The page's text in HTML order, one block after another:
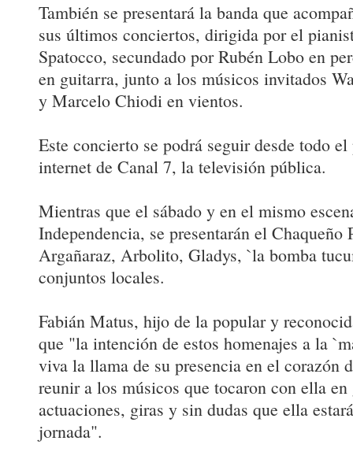
También se presentará la banda que
sus últimos conciertos, dirigida por el
Spatocco, secundado por Rubén Lobo en
en guitarra, junto a los músicos invitados
y Marcelo Chiodi en vientos.
Este concierto se podrá seguir desde todo
internet de Canal 7, la televisión pública.
Mientras que el sábado y en el mismo
Independencia, se presentarán el Chaqueño
Argañaraz, Arbolito, Gladys, `la bomba
conjuntos locales.
Fabián Matus, hijo de la popular y
que "la intención de estos homenajes a la
viva la llama de su presencia en el corazón
reunir a los músicos que tocaron con ella en
actuaciones, giras y sin dudas que ella
jornada".